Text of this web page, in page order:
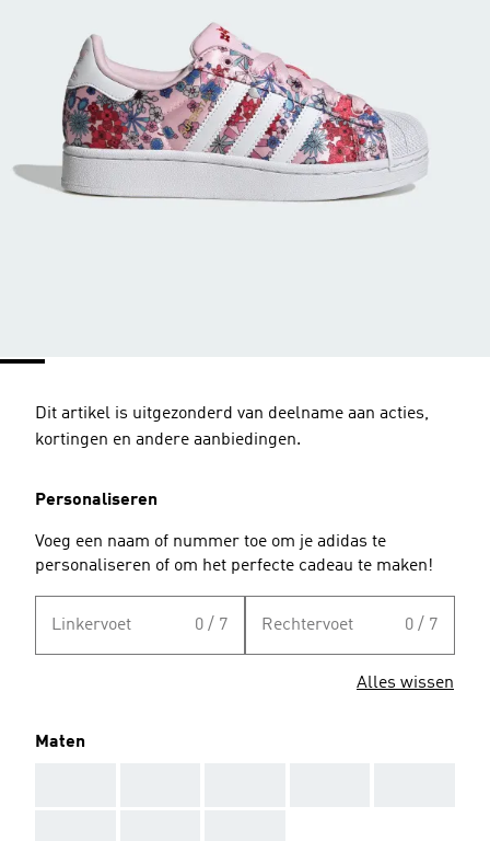
Dit artikel is uitgezonderd van deelname aan acties,
kortingen en andere aanbiedingen.
Personaliseren
Voeg een naam of nummer toe om je adidas te
personaliseren of om het perfecte cadeau te maken!
Linkervoet 0 / 7 Rechtervoet 0 / 7
Alles wissen
Maten